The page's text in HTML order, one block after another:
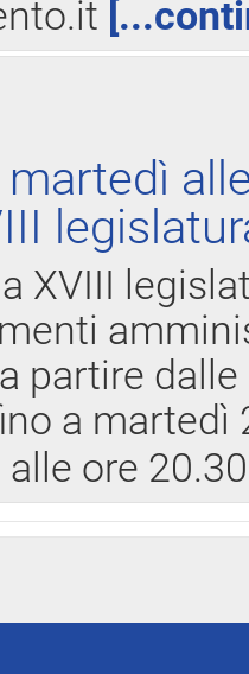
martedì
XVIII
partire
a
alle ore